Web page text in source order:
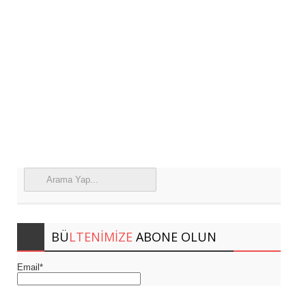
BÜLTENIMIZE ABONE OLUN
Email*